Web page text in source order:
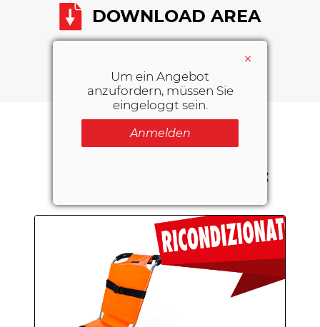
×
Um ein Angebot
anzufordern, müssen Sie
eingeloggt sein.
Anmelden
DOWNLOAD AREA
INTERESSIERT SEIN AN: